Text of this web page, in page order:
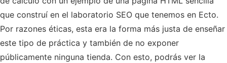
que construí en el laboratorio SEO que tenemos en Ecto.
Por razones éticas, esta era la forma más justa de enseñar
este tipo de práctica y también de no exponer
públicamente ninguna tienda. Con esto, podrás ver la